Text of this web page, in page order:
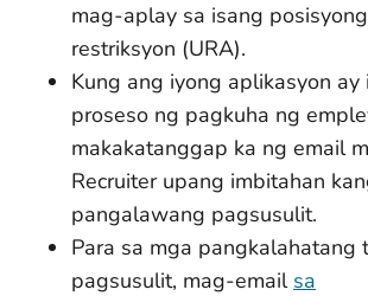
mag-aplay sa isang
restriksyon (URA).
Kung ang iyong aplikasyon ay
proseso ng pagkuha ng
makakatanggap ka ng email
Recruiter upang imbitahan
pangalawang pagsusulit.
Para sa mga pangkalahatang
pagsusulit, mag-email sa